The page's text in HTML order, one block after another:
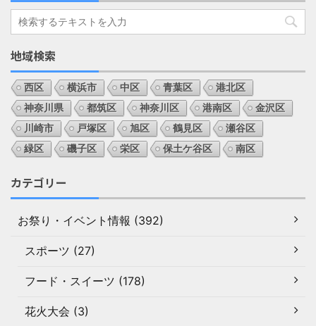
地域検索
西区 横浜市 中区 青葉区
港北区
神奈川県
都筑区 神奈川区 港南区
金沢区
川崎市
戸塚区 旭区 鶴見区
瀬谷区
緑区
磯子区 栄区 保土ケ谷区 南区
カテゴリー
お祭り・イベント情報 (392)
スポーツ (27)
フード・スイーツ (178)
花火大会 (3)